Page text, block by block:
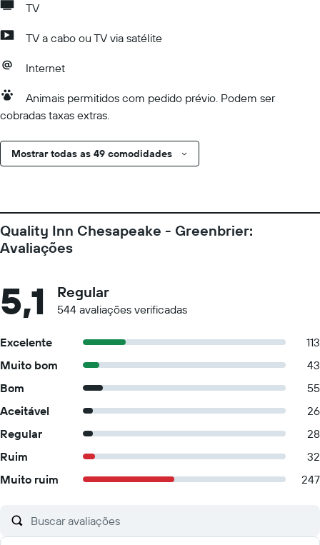
TV
TV a cabo ou TV via satélite
Internet
Animais permitidos com pedido prévio. Podem ser
cobradas taxas extras.
Mostrar todas as 49 comodidades
Quality Inn Chesapeake - Greenbrier:
Avaliações
5,1 Regular
544 avaliações verificadas
Excelente
113
Muito bom
43
Bom
55
Aceitável
26
Regular
28
Ruim
32
Muito ruim
247